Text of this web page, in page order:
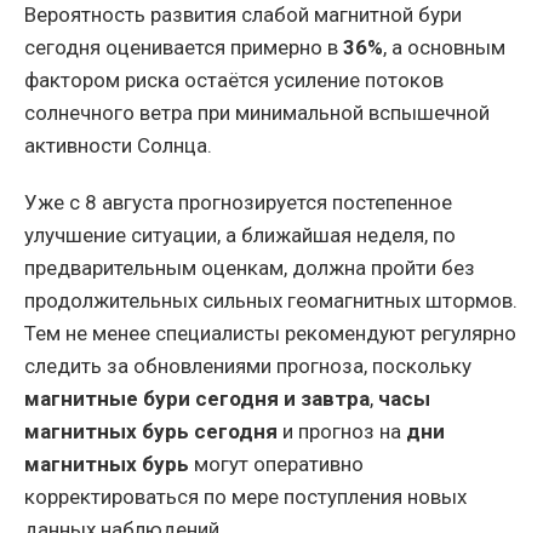
Вероятность развития слабой магнитной бури
сегодня оценивается примерно в 36%, а основным
фактором риска остаётся усиление потоков
солнечного ветра при минимальной вспышечной
активности Солнца.
Уже с 8 августа прогнозируется постепенное
улучшение ситуации, а ближайшая неделя, по
предварительным оценкам, должна пройти без
продолжительных сильных геомагнитных штормов.
Тем не менее специалисты рекомендуют регулярно
следить за обновлениями прогноза, поскольку
магнитные бури сегодня и завтра, часы
магнитных бурь сегодня и прогноз на дни
магнитных бурь могут оперативно
корректироваться по мере поступления новых